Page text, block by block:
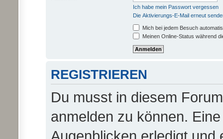
Ich habe mein Passwort vergessen
Die Aktivierungs-E-Mail erneut
Mich bei jedem Besuch
Meinen Online-Status während
REGISTRIEREN
Du musst in diesem
anmelden zu können.
Augenblicken erledigt und